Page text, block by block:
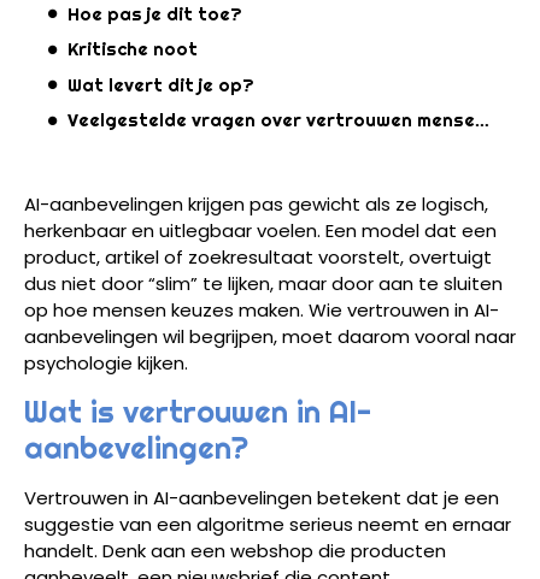
Hoe pas je dit toe?
Kritische noot
Wat levert dit je op?
Veelgestelde vragen over vertrouwen mensen AI-aanbevelingen
AI-aanbevelingen krijgen pas gewicht als ze logisch,
herkenbaar en uitlegbaar voelen. Een model dat een
product, artikel of zoekresultaat voorstelt, overtuigt
dus niet door “slim” te lijken, maar door aan te sluiten
op hoe mensen keuzes maken. Wie vertrouwen in AI-
aanbevelingen wil begrijpen, moet daarom vooral naar
psychologie kijken.
Wat is vertrouwen in AI-
aanbevelingen?
Vertrouwen in AI-aanbevelingen betekent dat je een
suggestie van een algoritme serieus neemt en ernaar
handelt. Denk aan een webshop die producten